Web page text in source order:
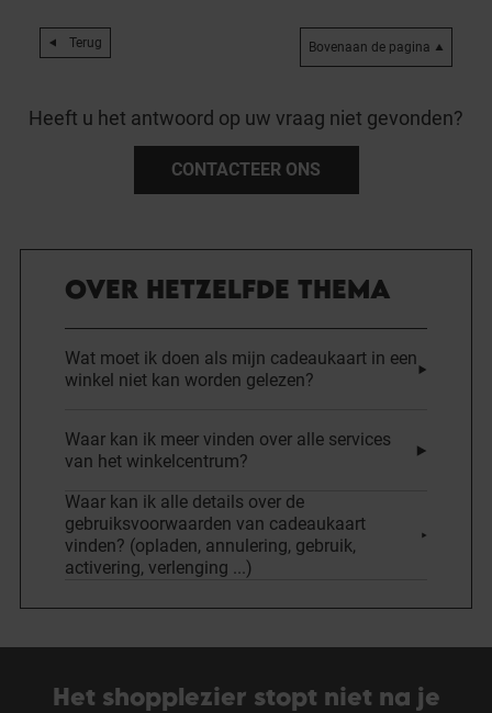
Terug Bovenaan de pagina
Heeft u het antwoord op uw vraag niet gevonden?
CONTACTEER ONS
OVER HETZELFDE THEMA
Wat moet ik doen als mijn cadeaukaart in een
winkel niet kan worden gelezen?
Waar kan ik meer vinden over alle services
van het winkelcentrum?
Waar kan ik alle details over de
gebruiksvoorwaarden van cadeaukaart
vinden? (opladen, annulering, gebruik,
activering, verlenging ...)
Het shopplezier stopt niet na je